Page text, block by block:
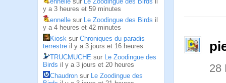
y a 3 heures et 59 minutes
ennelle sur Le Zoodingue des Birds il
y a 4 heures et 42 minutes
Kiosk sur Chroniques du paradis
terrestre il y a 3 jours et 16 heures
TRUCMUCHE sur Le Zoodingue des
Birds il y a 3 jours et 20 heures
Chaudron sur Le Zoodingue des
28